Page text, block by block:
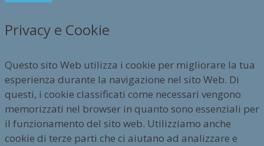
Privacy e Cookie
Questo sito Web utilizza i cookie per migliorare la tua
esperienza durante la navigazione nel sito Web. Di
questi, i cookie classificati come necessari vengono
memorizzati nel browser in quanto sono essenziali per
il funzionamento del sito web. Utilizziamo anche
cookie di terze parti che ci aiutano ad analizzare e